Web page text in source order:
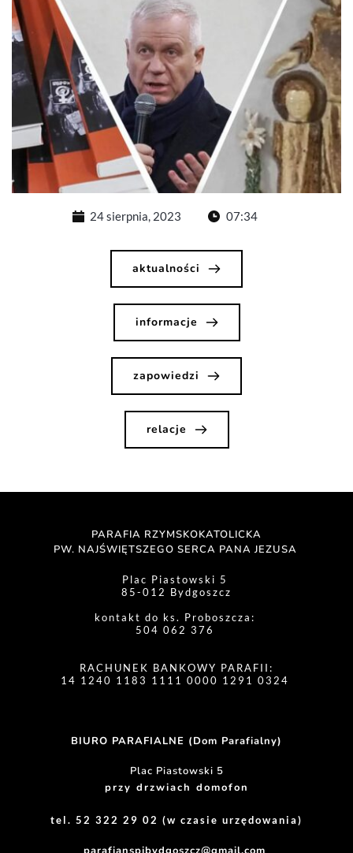
24 sierpnia, 2023 07:34
aktualności
informacje
zapowiedzi
relacje
PARAFIA RZYMSKOKATOLICKA
PW. NAJŚWIĘTSZEGO SERCA PANA JEZUSA
Plac Piastowski 5
85-012 Bydgoszcz
kontakt do ks. Proboszcza:
504 062 376
RACHUNEK BANKOWY PARAFII:
14 1240 1183 1111 0000 1291 0324
BIURO PARAFIALNE (Dom Parafialny)
Plac Piastowski 5
przy drzwiach domofon
tel. 52 322 29 02 (w czasie urzędowania)